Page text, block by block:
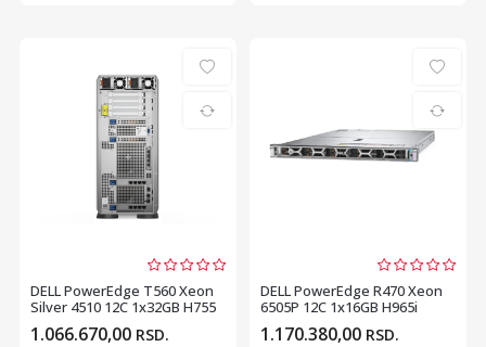
DELL PowerEdge T560 Xeon
Silver 4510 12C 1x32GB H755
1x480GB SSD RI...
1.066.670,00 RSD.
DELL PowerEdge R470 Xeon
6505P 12C 1x16GB H965i
1x480GB SSD RI 800W...
1.170.380,00 RSD.